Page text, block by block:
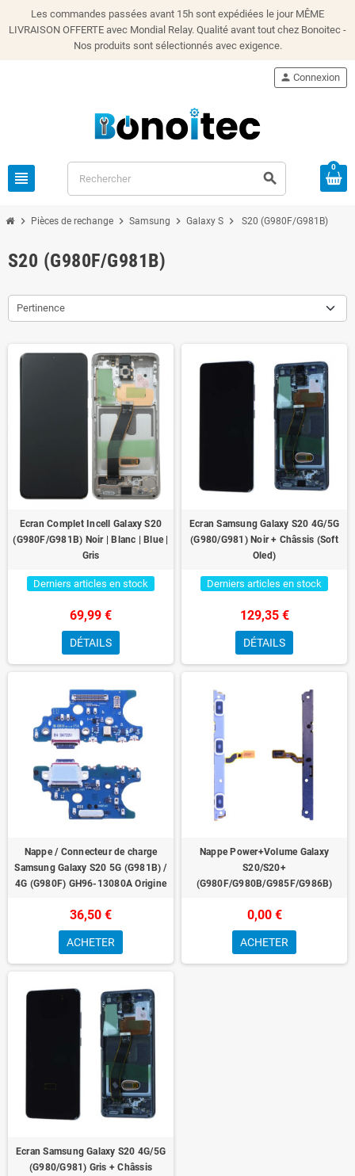
Les commandes passées avant 15h sont expédiées le jour MÊME
LIVRAISON OFFERTE avec Mondial Relay. Qualité avant tout chez Bonoitec -
Nos produits sont sélectionnés avec exigence.
view_headline search
person Connexion
0
chevron_right Pièces de rechange chevron_right Samsung chevron_right Galaxy S chevron_right S20 (G980F/G981B)
S20 (G980F/G981B)
Pertinence
Ecran Complet Incell Galaxy S20
(G980F/G981B) Noir | Blanc | Blue |
Gris
Derniers articles en stock
69,99 €
DÉTAILS
Ecran Samsung Galaxy S20 4G/5G
(G980/G981) Noir + Châssis (Soft
Oled)
Derniers articles en stock
129,35 €
DÉTAILS
Nappe / Connecteur de charge
Samsung Galaxy S20 5G (G981B) /
4G (G980F) GH96-13080A Origine
36,50 €
ACHETER
Nappe Power+Volume Galaxy
S20/S20+
(G980F/G980B/G985F/G986B)
0,00 €
ACHETER
Ecran Samsung Galaxy S20 4G/5G
(G980/G981) Gris + Châssis